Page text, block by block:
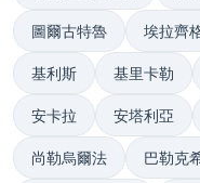
圖爾古特魯 埃拉齊
基利斯 基里卡勒
安卡拉 安塔利亞
尚勒烏爾法 巴勒克